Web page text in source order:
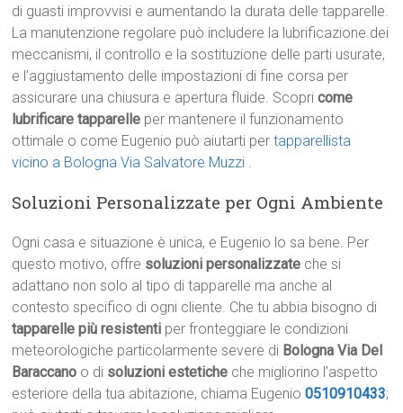
di guasti improvvisi e aumentando la durata delle tapparelle.
La manutenzione regolare può includere la lubrificazione dei
meccanismi, il controllo e la sostituzione delle parti usurate,
e l’aggiustamento delle impostazioni di fine corsa per
assicurare una chiusura e apertura fluide. Scopricome
lubrificare tapparelle per mantenere il funzionamento
ottimale o come Eugenio può aiutarti pertapparellista
vicino a Bologna Via Salvatore Muzzi .
Soluzioni Personalizzate per Ogni Ambiente
Ogni casa e situazione è unica, e Eugenio lo sa bene. Per
questo motivo, offre soluzioni personalizzate che si
adattano non solo al tipo di tapparelle ma anche al
contesto specifico di ogni cliente. Che tu abbia bisogno di
tapparelle più resistenti per fronteggiare le condizioni
meteorologiche particolarmente severe di Bologna Via Del
Baraccano o di soluzioni estetiche che migliorino l’aspetto
esteriore della tua abitazione, chiama Eugenio0510910433;